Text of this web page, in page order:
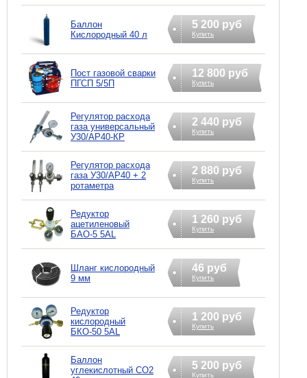
Баллон
Кислородный 40 л
5 200 руб
Купить
Пост газовой сварки
ПГСП 5/5П
12 800 руб
Купить
Регулятор расхода
газа универсальный
У30/АР40-КР
2 440 руб
Купить
Регулятор расхода
газа У30/АР40 + 2
ротаметра
2 880 руб
Купить
Редуктор
ацетиленовый
БАО-5 5AL
1 260 руб
Купить
Шланг кислородный
9 мм
46 руб
Купить
Редуктор
кислородный
БКО-50 5AL
1 200 руб
Купить
Баллон
углекислотный СО2
5 200 руб
Купить